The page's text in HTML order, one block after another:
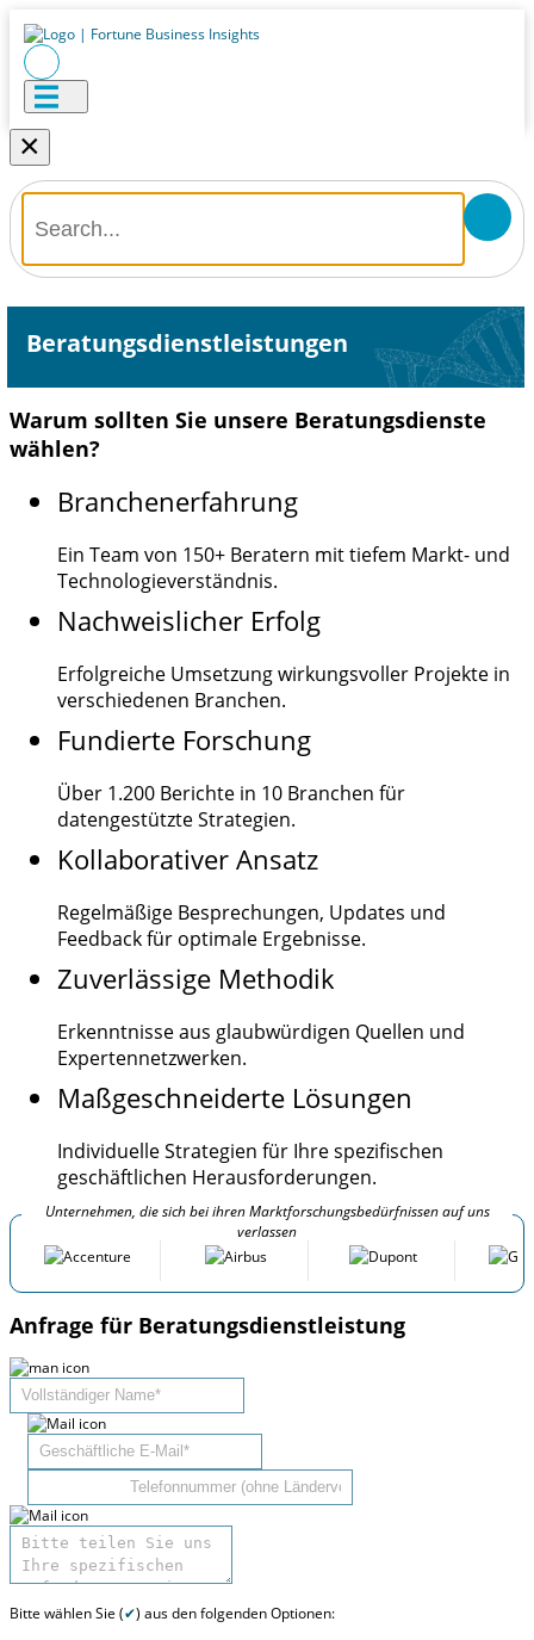
×
Beratungsdienstleistungen
Warum sollten Sie unsere Beratungsdienste
wählen?
Branchenerfahrung
Ein Team von 150+ Beratern mit tiefem Markt- und
Technologieverständnis.
Nachweislicher Erfolg
Erfolgreiche Umsetzung wirkungsvoller Projekte in
verschiedenen Branchen.
Fundierte Forschung
Über 1.200 Berichte in 10 Branchen für
datengestützte Strategien.
Kollaborativer Ansatz
Regelmäßige Besprechungen, Updates und
Feedback für optimale Ergebnisse.
Zuverlässige Methodik
Erkenntnisse aus glaubwürdigen Quellen und
Expertennetzwerken.
Maßgeschneiderte Lösungen
Individuelle Strategien für Ihre spezifischen
geschäftlichen Herausforderungen.
Unternehmen, die sich bei ihren Marktforschungsbedürfnissen auf uns
verlassen
Anfrage für Beratungsdienstleistung
Bitte wählen Sie (✔) aus den folgenden Optionen: